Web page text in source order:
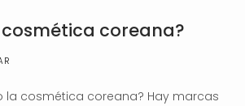
coreana?
cosmética coreana? Hay marcas